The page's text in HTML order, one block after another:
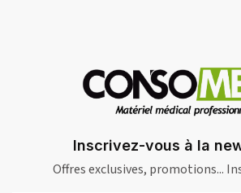
Inscrivez-vous à la
Offres exclusives, promotions...